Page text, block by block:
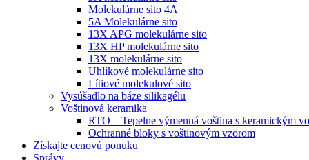
Molekulárne sito 4A
5A Molekulárne sito
13X APG molekulárne sito
13X HP molekulárne sito
13X molekulárne sito
Uhlíkové molekulárne sito
Lítiové molekulové sito
Vysúšadlo na báze silikagélu
Voštinová keramika
RTO – Tepelne výmenná voština s keramickým
Ochranné bloky s voštinovým vzorom
Získajte cenovú ponuku
Správy